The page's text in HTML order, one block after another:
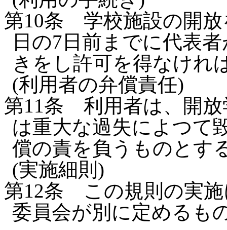
第10条 学校施設の開
日の7日前までに代表
きをし許可を得なけれ
(利用者の弁償責任)
第11条 利用者は、開
は重大な過失によつて
償の責を負うものとす
(実施細則)
第12条 この規則の実
委員会が別に定めるも